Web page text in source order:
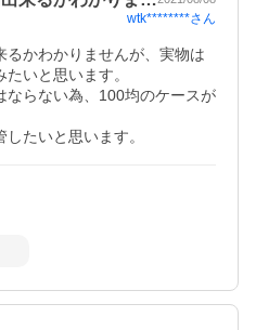
wtk********さん
るかわかりませんが、実物は
いと思います。
ならない為、100均のケースが
たいと思います。